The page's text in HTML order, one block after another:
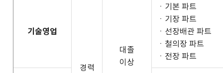
대졸
이상
경력
기술영업
ㆍ기본 파트
ㆍ기장 파트
ㆍ선장배관 파트
ㆍ철의장 파트
ㆍ전장 파트